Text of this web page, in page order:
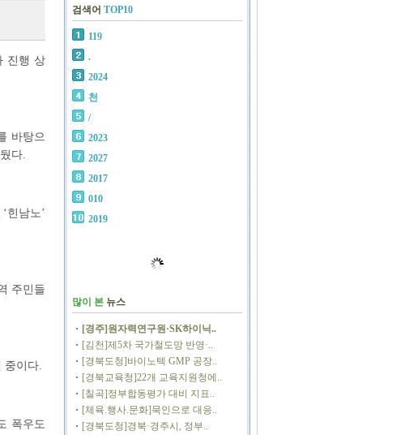
진행 상
바탕으
다.
힌남노’
주민들
중이다.
폭우도
검색어 TOP10
119
.
2024
천
/
2023
2027
2017
010
2019
많이 본 뉴스
[경주]원자력연구원·SK하이닉..
[김천]제5차 국가철도망 반영·..
[경북도청]바이노텍 GMP 공장..
[경북교육청]22개 교육지원청에..
[칠곡]정부합동평가 대비 지표..
[체육.행사.문화]묵인으로 대응..
[경북도청]경북·경주시, 정부..